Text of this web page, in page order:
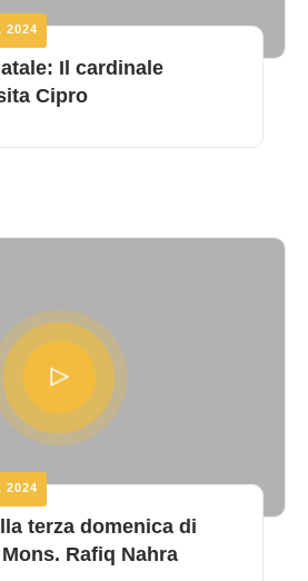
2024
Il cardinale
Cipro
2024
terza domenica di
Rafiq Nahra